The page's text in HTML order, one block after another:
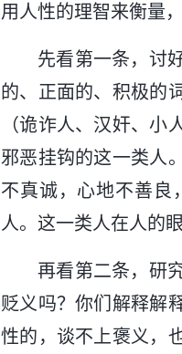
用人性的理智来衡量
先看第一条，讨
的、正面的、积极的
（诡诈人、汉奸、小
邪恶挂钩的这一类人
不真诚，心地不善良
人。这一类人在人的
再看第二条，研
贬义吗？你们解释解
性的，谈不上褒义，